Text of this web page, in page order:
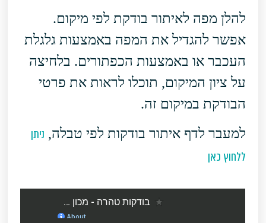
להלן מפה לאיתור בודקת לפי מיקום.
אפשר להגדיל את המפה באמצעות גלגלת
העכבר או באמצעות הכפתורים. בלחיצה
על ציון המיקום, תוכלו לראות את פרטי
הבודקת במיקום זה.
למעבר לדף איתור בודקות לפי טבלה, ניתן
ללחוץ כאן